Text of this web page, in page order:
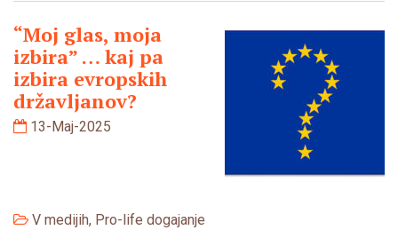
“Moj glas, moja
izbira” … kaj pa
izbira evropskih
državljanov?
13-Maj-2025
V medijih, Pro-life dogajanje